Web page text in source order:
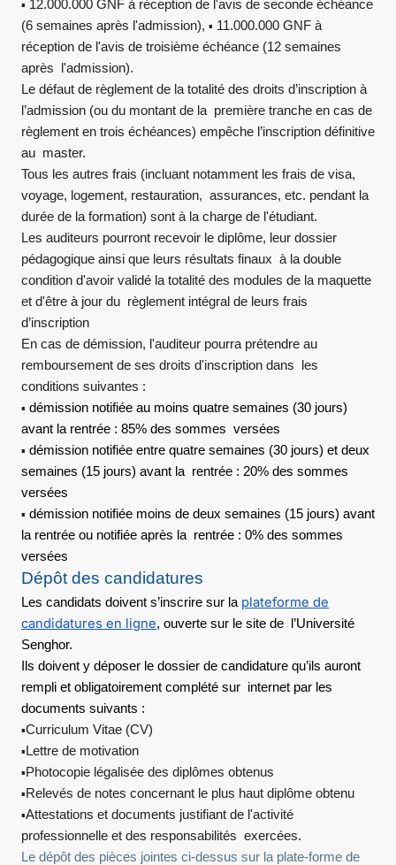
▪ 12.000.000 GNF à réception de l'avis de seconde échéance
(6 semaines après l'admission), ▪ 11.000.000 GNF à
réception de l'avis de troisième échéance (12 semaines
après l'admission).
Le défaut de règlement de la totalité des droits d’inscription à
l’admission (ou du montant de la première tranche en cas de
règlement en trois échéances) empêche l’inscription définitive
au master.
Tous les autres frais (incluant notamment les frais de visa,
voyage, logement, restauration, assurances, etc. pendant la
durée de la formation) sont à la charge de l'étudiant.
Les auditeurs pourront recevoir le diplôme, leur dossier
pédagogique ainsi que leurs résultats finaux à la double
condition d'avoir validé la totalité des modules de la maquette
et d'être à jour du règlement intégral de leurs frais
d’inscription
En cas de démission, l'auditeur pourra prétendre au
remboursement de ses droits d'inscription dans les
conditions suivantes :
▪ démission notifiée au moins quatre semaines (30 jours)
avant la rentrée : 85% des sommes versées
▪ démission notifiée entre quatre semaines (30 jours) et deux
semaines (15 jours) avant la rentrée : 20% des sommes
versées
▪ démission notifiée moins de deux semaines (15 jours) avant
la rentrée ou notifiée après la rentrée : 0% des sommes
versées
Dépôt des candidatures
Les candidats doivent s’inscrire sur la plateforme de
candidatures en ligne, ouverte sur le site de l’Université
Senghor.
Ils doivent y déposer le dossier de candidature qu’ils auront
rempli et obligatoirement complété sur internet par les
documents suivants :
▪Curriculum Vitae (CV)
▪ Lettre de motivation
▪ Photocopie légalisée des diplômes obtenus
▪ Relevés de notes concernant le plus haut diplôme obtenu
▪Attestations et documents justifiant de l'activité
professionnelle et des responsabilités exercées.
Le dépôt des pièces jointes ci-dessus sur la plate-forme de